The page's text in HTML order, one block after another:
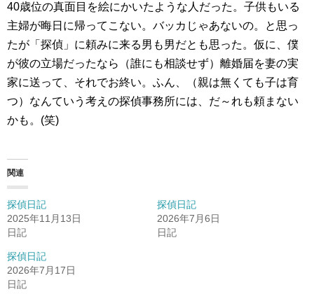
40歳位の真面目を絵にかいたような人だった。子供もいる
主婦が晦日に帰ってこない。バッカじゃあないの。と思っ
たが「探偵」に頼みに来る男も男だとも思った。仮に、僕
が彼の立場だったなら（誰にも相談せず）離婚届を妻の実
家に送って、それでお終い。ふん、（親は無くても子は育
つ）なんていう考えの探偵事務所には、だ～れも頼まない
かも。(笑)
関連
探偵日記
2025年11月13日
日記
探偵日記
2026年7月6日
日記
探偵日記
2026年7月17日
日記